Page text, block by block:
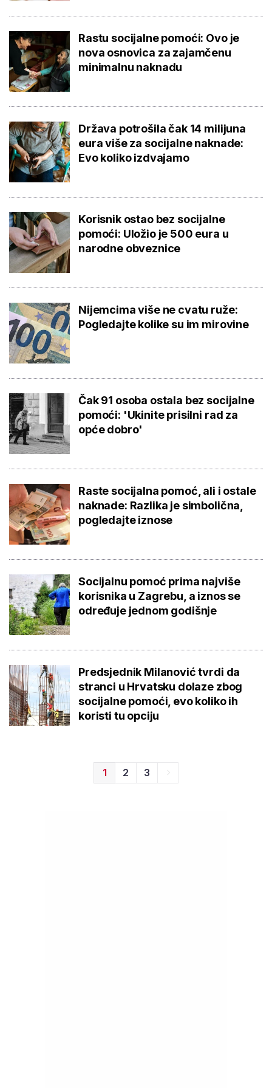
Rastu socijalne pomoći: Ovo je
nova osnovica za zajamčenu
minimalnu naknadu
Država potrošila čak 14 milijuna
eura više za socijalne naknade:
Evo koliko izdvajamo
Korisnik ostao bez socijalne
pomoći: Uložio je 500 eura u
narodne obveznice
Nijemcima više ne cvatu ruže:
Pogledajte kolike su im mirovine
Čak 91 osoba ostala bez socijalne
pomoći: 'Ukinite prisilni rad za
opće dobro'
Raste socijalna pomoć, ali i ostale
naknade: Razlika je simbolična,
pogledajte iznose
Socijalnu pomoć prima najviše
korisnika u Zagrebu, a iznos se
određuje jednom godišnje
Predsjednik Milanović tvrdi da
stranci u Hrvatsku dolaze zbog
socijalne pomoći, evo koliko ih
koristi tu opciju
1 2 3